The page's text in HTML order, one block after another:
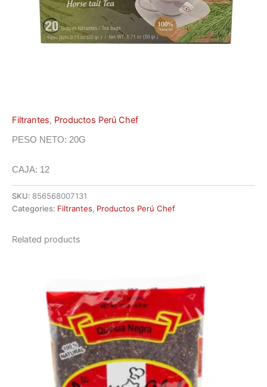
Filtrantes, Productos Perú Chef
PESO NETO: 20G
CAJA: 12
SKU: 856568007131
Categories: Filtrantes, Productos Perú Chef
Related products